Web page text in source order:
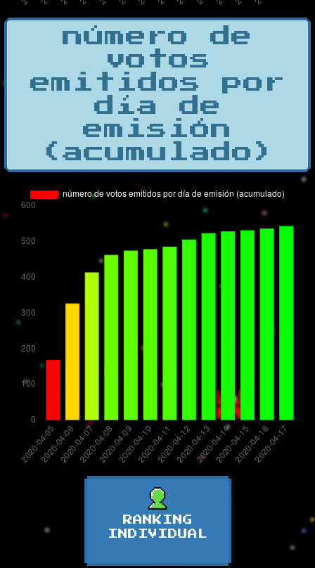
número de
votos
emitidos por
día de
emisión
(acumulado)
RANKING
INDIVIDUAL